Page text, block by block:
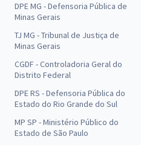
DPE MG - Defensoria Pública de
Minas Gerais
TJ MG - Tribunal de Justiça de
Minas Gerais
CGDF - Controladoria Geral do
Distrito Federal
DPE RS - Defensoria Pública do
Estado do Rio Grande do Sul
MP SP - Ministério Público do
Estado de São Paulo